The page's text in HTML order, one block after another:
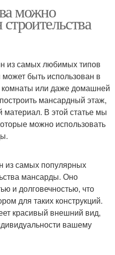
можно
из самых любимых типов
быть использован в
комнаты или даже домашней
мансардный этаж,
В этой статье мы
можно использовать
из самых популярных
мансарды. Оно
и долговечностью, что
для таких конструкций.
красивый внешний вид,
вашему